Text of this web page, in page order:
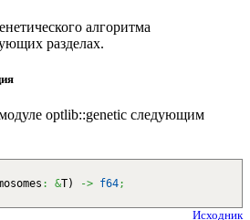
алгоритма
разделах.
optlib::genetic следующим
: &T) -> f64;
Исходник